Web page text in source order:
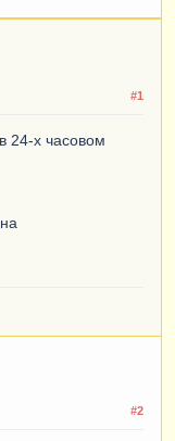
#1
24-х часовом
#2